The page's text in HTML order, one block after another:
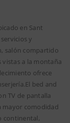
en Sant
y
salón compartido
a la montaña
ofrece
bed and
TV de pantalla
mayor comodidad
continental,